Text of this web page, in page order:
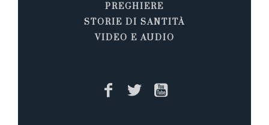
PREGHIERE
STORIE DI SANTITÀ
VIDEO E AUDIO